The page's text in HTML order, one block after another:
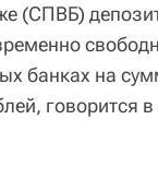
(СПВБ)
банках на
говорится